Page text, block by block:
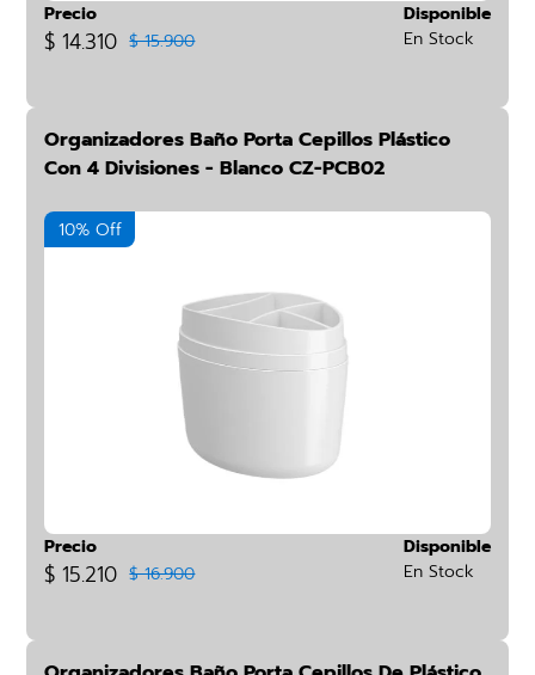
Precio
$ 14.310 $ 15.900
Disponible
En Stock
Organizadores Baño Porta Cepillos Plástico
Con 4 Divisiones - Blanco CZ-PCB02
10% Off
Precio
$ 15.210 $ 16.900
Disponible
En Stock